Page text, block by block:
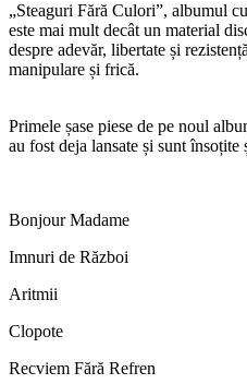
„Steaguri Fără Culori”, albumul
este mai mult decât un material
despre adevăr, libertate și
manipulare și frică.
Primele șase piese de pe noul
au fost deja lansate și suntînsoțite
Bonjour Madame
Imnuri de Război
Aritmii
Clopote
Recviem Fără Refren